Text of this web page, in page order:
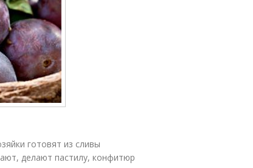
готовят из сливы
делают пастилу, конфитюр